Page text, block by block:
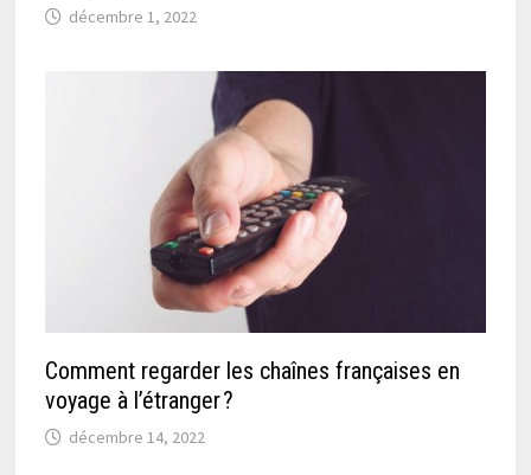
décembre 1, 2022
Comment regarder les chaînes françaises en
voyage à l’étranger ?
décembre 14, 2022